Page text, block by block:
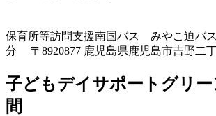
保育所等訪問支援南国バス みやこ迫バ
分 〒8920877 鹿児島県鹿児島市吉野二
子どもデイサポートグリ
間